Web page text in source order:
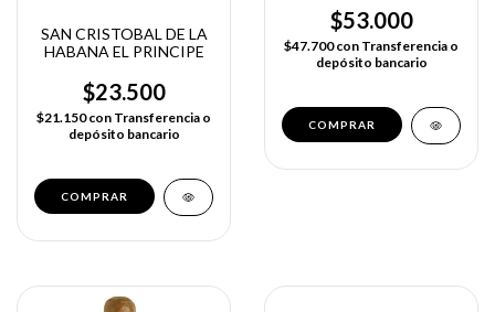
SAN CRISTOBAL DE LA
HABANA EL PRINCIPE
$23.500
$21.150con Transferencia o
depósito bancario
$53.000
$47.700con Transferencia o
depósito bancario